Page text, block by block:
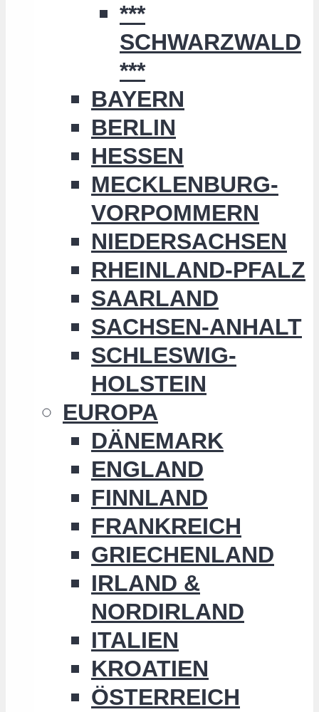
***
SCHWARZWALD
***
BAYERN
BERLIN
HESSEN
MECKLENBURG-
VORPOMMERN
NIEDERSACHSEN
RHEINLAND-PFALZ
SAARLAND
SACHSEN-ANHALT
SCHLESWIG-
HOLSTEIN
EUROPA
DÄNEMARK
ENGLAND
FINNLAND
FRANKREICH
GRIECHENLAND
IRLAND &
NORDIRLAND
ITALIEN
KROATIEN
ÖSTERREICH